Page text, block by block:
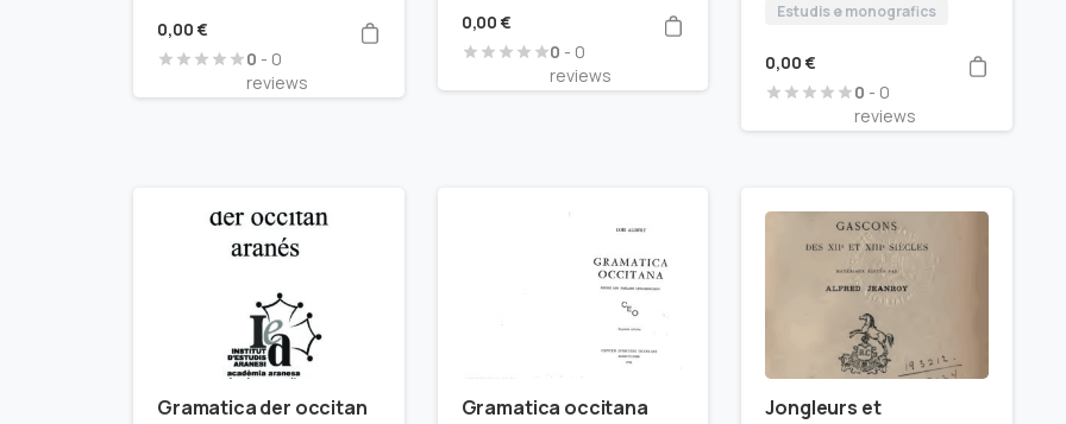
0,00 €
0 - 0
reviews
0,00€
0 - 0
reviews
Estudis e monografics
0,00 €
0 - 0
reviews
Gramatica der occitan
Gramatica occitana
Jongleurs et